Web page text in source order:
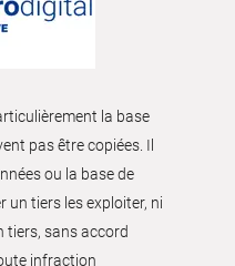
la base
pas être copiées. Il
ou la base de
un tiers les exploiter, ni
tiers, sans accord
infraction